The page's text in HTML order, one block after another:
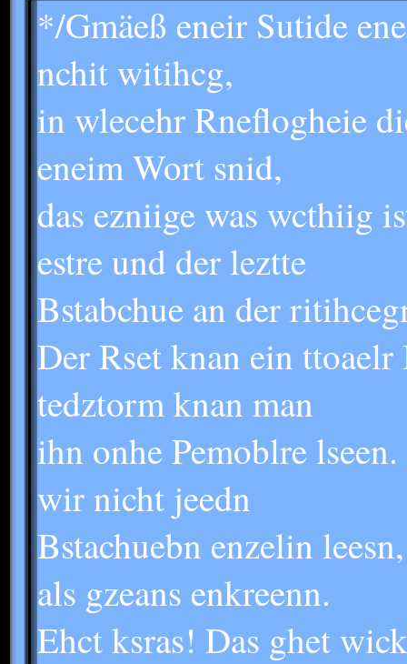
*/Gmäeß eneir Sutide
nchit witihcg,
in wlecehr Rneflogheie
eneim Wort snid,
das ezniige was wcthiig
estre und der leztte
Bstabchue an der
Der Rset knan ein
tedztorm knan man
ihn onhe Pemoblre
wir nicht jeedn
Bstachuebn enzelin
als gzeans enkreenn.
Ehct ksras! Das ghet